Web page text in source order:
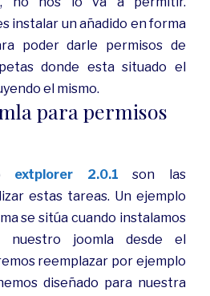
instalar un añadido en forma
poder darle permisos de
donde esta situado el
el mismo.
para permisos
extplorer 2.0.1 son las
estas tareas. Un ejemplo
se sitúa cuando instalamos
joomla desde el
reemplazar por ejemplo
diseñado para nuestra